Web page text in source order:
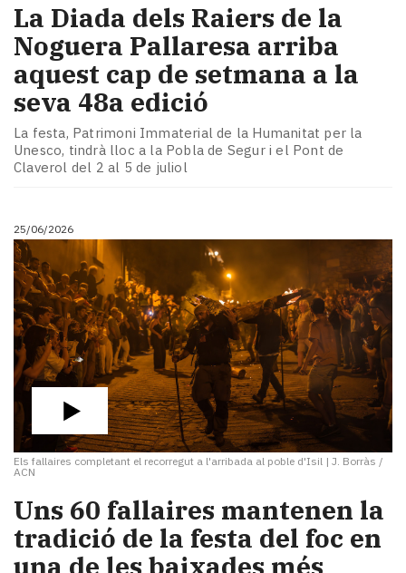
La Diada dels Raiers de la
Noguera Pallaresa arriba
aquest cap de setmana a la
seva 48a edició
La festa, Patrimoni Immaterial de la Humanitat per la
Unesco, tindrà lloc a la Pobla de Segur i el Pont de
Claverol del 2 al 5 de juliol
25/06/2026
Els fallaires completant el recorregut a l'arribada al poble d'Isil | J. Borràs /
ACN
Uns 60 fallaires mantenen la
tradició de la festa del foc en
una de les baixades més